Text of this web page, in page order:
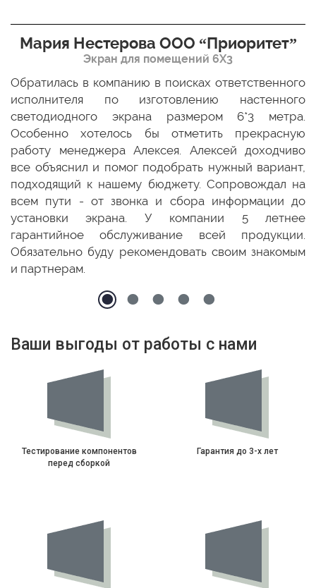
Мария Нестерова ООО “Приоритет”
Экран для помещений 6Х3
Обратилась в компанию в поисках ответственного
исполнителя по изготовлению настенного
светодиодного экрана размером 6*3 метра.
Особенно хотелось бы отметить прекрасную
работу менеджера Алексея. Алексей доходчиво
все объяснил и помог подобрать нужный вариант,
подходящий к нашему бюджету. Сопровождал на
всем пути - от звонка и сбора информации до
установки экрана. У компании 5 летнее
гарантийное обслуживание всей продукции.
Обязательно буду рекомендовать своим знакомым
и партнерам.
Ваши выгоды от работы с нами
Тестирование компонентов
перед сборкой
Гарантия до 3-х лет